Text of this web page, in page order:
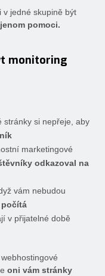
v jedné skupině být
pomoci.
monitoring
stránky si nepřeje, aby
marketingové
odkazoval na
vám nebudou
počítá
v přijatelné době
oni vám stránky